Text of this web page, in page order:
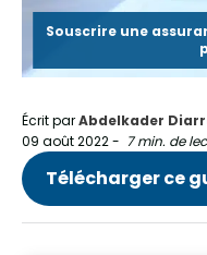
Souscrire une
Écrit parAbdelkader
09 août 2022- 7 min. de
Télécharger ce